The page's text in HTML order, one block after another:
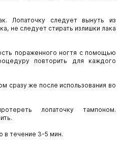
Лопаточку следует вынуть из
не следует стирать излишки лака
пораженного ногтя с помощью
повторить для каждого
сразу же после использования во
лопаточку тампоном.
в течение 3-5 мин.